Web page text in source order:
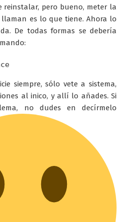
reinstalar, pero bueno, meter la
es lo que tiene. Ahora lo
De todas formas se debería
siempre, sólo vete a sistema,
al inico, y allí lo añades. Si
no dudes en decírmelo